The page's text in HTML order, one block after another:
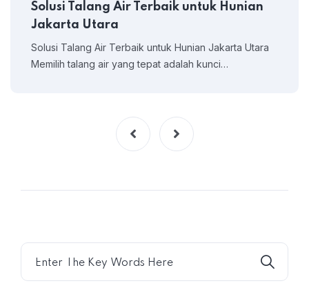
Solusi Talang Air Terbaik untuk Hunian
Jakarta Utara
Solusi Talang Air Terbaik untuk Hunian Jakarta Utara
Memilih talang air yang tepat adalah kunci…